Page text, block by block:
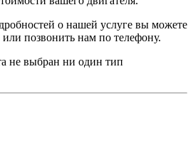
о нашей услуге вы можете
или позвонить нам по телефону.
не выбран ни один тип